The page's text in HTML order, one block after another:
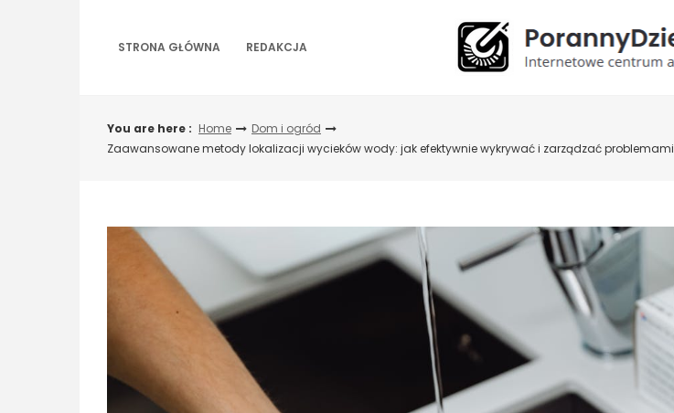
STRONA GŁÓWNA REDAKCJA
You are here : Home
Dom i ogród
Zaawansowane metody lokalizacji wycieków wody: jak efektywnie wykrywać i zarządzać